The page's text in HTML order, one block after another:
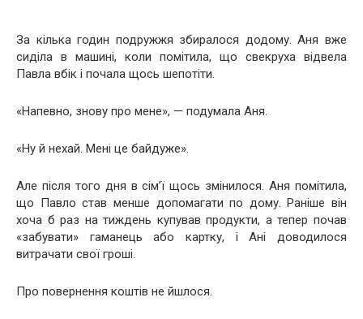
За кілька годин подружжя збиралося додому. Аня вже
сиділа в машині, коли помітила, що свекруха відвела
Павла вбік і почала щось шепотіти.
«Напевно, знову про мене», — подумала Аня.
«Ну й нехай. Мені це байдуже».
Але після того дня в сім’ї щось змінилося. Аня помітила,
що Павло став менше допомагати по дому. Раніше він
хоча б раз на тиждень купував продукти, а тепер почав
«забувати» гаманець або картку, і Ані доводилося
витрачати свої гроші.
Про повернення коштів не йшлося.